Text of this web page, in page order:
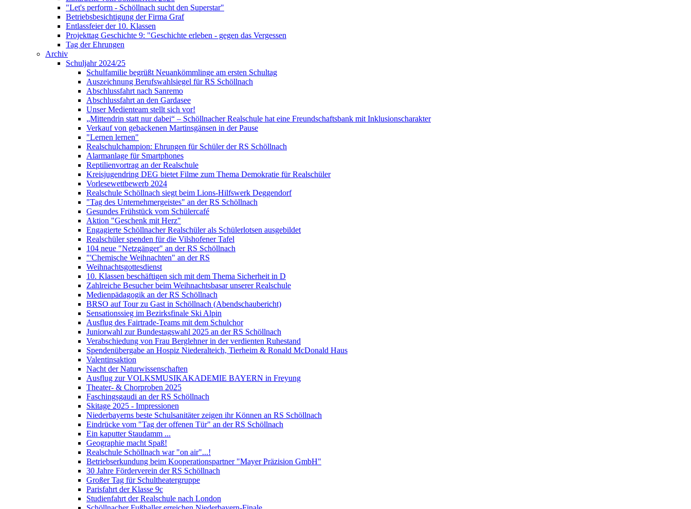
"Let's perform - Schöllnach sucht den Superstar"
Betriebsbesichtigung der Firma Graf
Entlassfeier der 10. Klassen
Projekttag Geschichte 9: "Geschichte erleben - gegen das Vergessen
Tag der Ehrungen
Archiv
Schuljahr 2024/25
Schulfamilie begrüßt Neuankömmlinge am ersten Schultag
Auszeichnung Berufswahlsiegel für RS Schöllnach
Abschlussfahrt nach Sanremo
Abschlussfahrt an den Gardasee
Unser Medienteam stellt sich vor!
„Mittendrin statt nur dabei“ – Schöllnacher Realschule hat eine Freundschaftsbank mit Inklusionscharakter
Verkauf von gebackenen Martinsgänsen in der Pause
"Lernen lernen"
Realschulchampion: Ehrungen für Schüler der RS Schöllnach
Alarmanlage für Smartphones
Reptilienvortrag an der Realschule
Kreisjugendring DEG bietet Filme zum Thema Demokratie für Realschüler
Vorlesewettbewerb 2024
Realschule Schöllnach siegt beim Lions-Hilfswerk Deggendorf
"Tag des Unternehmergeistes" an der RS Schöllnach
Gesundes Frühstück vom Schülercafé
Aktion "Geschenk mit Herz"
Engagierte Schöllnacher Realschüler als Schülerlotsen ausgebildet
Realschüler spenden für die Vilshofener Tafel
104 neue "Netzgänger" an der RS Schöllnach
"'Chemische Weihnachten" an der RS
Weihnachtsgottesdienst
10. Klassen beschäftigen sich mit dem Thema Sicherheit in D
Zahlreiche Besucher beim Weihnachtsbasar unserer Realschule
Medienpädagogik an der RS Schöllnach
BRSO auf Tour zu Gast in Schöllnach (Abendschaubericht)
Sensationssieg im Bezirksfinale Ski Alpin
Ausflug des Fairtrade-Teams mit dem Schulchor
Juniorwahl zur Bundestagswahl 2025 an der RS Schöllnach
Verabschiedung von Frau Berglehner in der verdienten Ruhestand
Spendenübergabe an Hospiz Niederalteich, Tierheim & Ronald McDonald Haus
Valentinsaktion
Nacht der Naturwissenschaften
Ausflug zur VOLKSMUSIKAKADEMIE BAYERN in Freyung
Theater- & Chorproben 2025
Faschingsgaudi an der RS Schöllnach
Skitage 2025 - Impressionen
Niederbayerns beste Schulsanitäter zeigen ihr Können an RS Schöllnach
Eindrücke vom "Tag der offenen Tür" an der RS Schöllnach
Ein kaputter Staudamm ...
Geographie macht Spaß!
Realschule Schöllnach war "on air"...!
Betriebserkundung beim Kooperationspartner "Mayer Präzision GmbH"
30 Jahre Förderverein der RS Schöllnach
Großer Tag für Schultheatergruppe
Parisfahrt der Klasse 9c
Studienfahrt der Realschule nach London